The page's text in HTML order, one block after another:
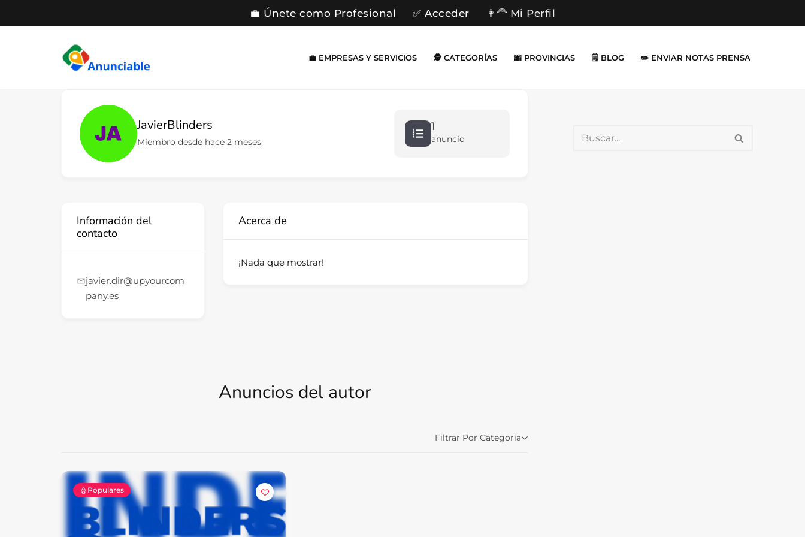
💼 Únete como Profesional ✅ Acceder 👩‍🦰 Mi Perfil
💼 EMPRESAS Y SERVICIOS 🕵️ CATEGORÍAS 🌆 PROVINCIAS 🗒️ BLOG ✏️ ENVIAR NOTAS PRENSA
JavierBlinders
Miembro desde hace 2 meses
1
anuncio
Información del
contacto
javier.dir@upyourcom
pany.es
Acerca de
¡Nada que mostrar!
Anuncios del autor
Filtrar Por Categoría
Populares